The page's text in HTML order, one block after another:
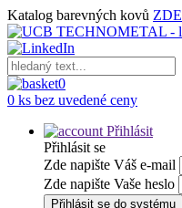
Katalog barevných kovů ZDE
0
0 ks bez uvedené ceny
Přihlásit
Přihlásit se
Zde napište Váš e-mail
Zde napište Vaše heslo
Přihlásit se do systému